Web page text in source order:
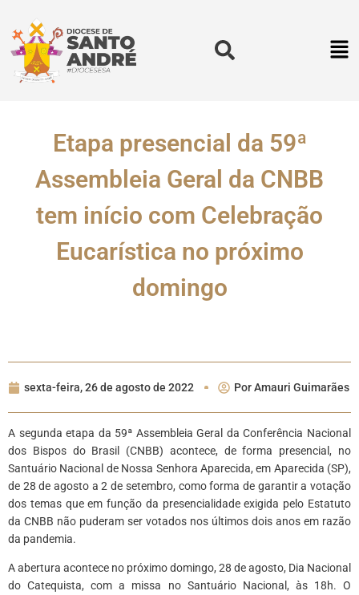
Etapa presencial da 59ª
Assembleia Geral da CNBB
tem início com Celebração
Eucarística no próximo
domingo
sexta-feira, 26 de agosto de 2022 PorAmauri Guimarães
A segunda etapa da 59ª Assembleia Geral da Conferência Nacional
dos Bispos do Brasil (CNBB) acontece, de forma presencial, no
Santuário Nacional de Nossa Senhora Aparecida, em Aparecida (SP),
de 28 de agosto a 2 de setembro, como forma de garantir a votação
dos temas que em função da presencialidade exigida pelo Estatuto
da CNBB não puderam ser votados nos últimos dois anos em razão
da pandemia.
A abertura acontece no próximo domingo, 28 de agosto, Dia Nacional
do Catequista, com a missa no Santuário Nacional, às 18h. O